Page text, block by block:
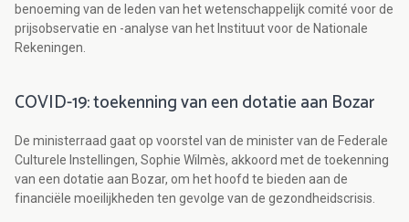
benoeming van de leden van het wetenschappelijk comité voor de
prijsobservatie en -analyse van het Instituut voor de Nationale
Rekeningen.
COVID-19: toekenning van een dotatie aan Bozar
De ministerraad gaat op voorstel van de minister van de Federale
Culturele Instellingen, Sophie Wilmès, akkoord met de toekenning
van een dotatie aan Bozar, om het hoofd te bieden aan de
financiële moeilijkheden ten gevolge van de gezondheidscrisis.